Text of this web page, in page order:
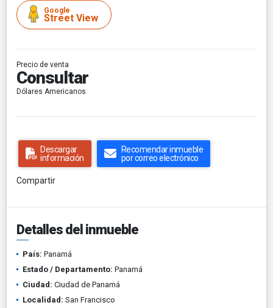
Google
Street View
Precio de venta
Consultar
Dólares Americanos
Descargar
información
Recomendar inmueble
por correo electrónico
Compartir
Detalles del inmueble
País: Panamá
Estado / Departamento: Panamá
Ciudad: Ciudad de Panamá
Localidad: San Francisco